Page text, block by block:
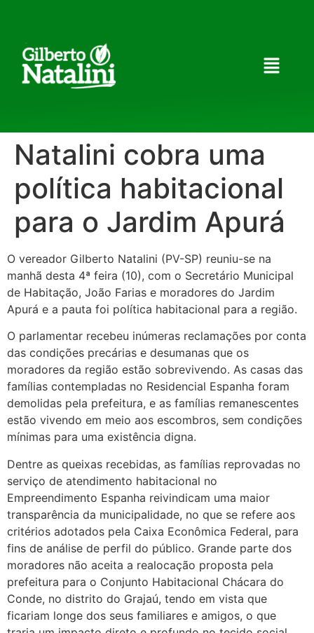
Natalini cobra uma
política habitacional
para o Jardim Apurá
O vereador Gilberto Natalini (PV-SP) reuniu-se na
manhã desta 4ª feira (10), com o Secretário Municipal
de Habitação, João Farias e moradores do Jardim
Apurá e a pauta foi política habitacional para a região.
O parlamentar recebeu inúmeras reclamações por conta
das condições precárias e desumanas que os
moradores da região estão sobrevivendo. As casas das
famílias contempladas no Residencial Espanha foram
demolidas pela prefeitura, e as famílias remanescentes
estão vivendo em meio aos escombros, sem condições
mínimas para uma existência digna.
Dentre as queixas recebidas, as famílias reprovadas no
serviço de atendimento habitacional no
Empreendimento Espanha reivindicam uma maior
transparência da municipalidade, no que se refere aos
critérios adotados pela Caixa Econômica Federal, para
fins de análise de perfil do público. Grande parte dos
moradores não aceita a realocação proposta pela
prefeitura para o Conjunto Habitacional Chácara do
Conde, no distrito do Grajaú, tendo em vista que
ficariam longe dos seus familiares e amigos, o que